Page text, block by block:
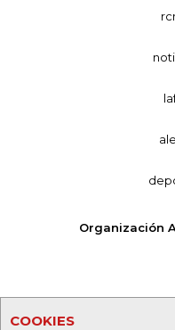
COOKIES
Organización